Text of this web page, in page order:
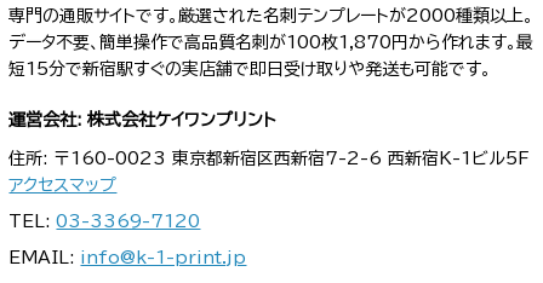
専門の通販サイトです。厳選された名刺テンプレートが2000種類以上。
データ不要、簡単操作で高品質名刺が100枚1,870円から作れます。最
短15分で新宿駅すぐの実店舗で即日受け取りや発送も可能です。
運営会社: 株式会社ケイワンプリント
住所: 〒160-0023 東京都新宿区西新宿7-2-6 西新宿K-1ビル5F
アクセスマップ
TEL:03-3369-7120
EMAIL: info@k-1-print.jp